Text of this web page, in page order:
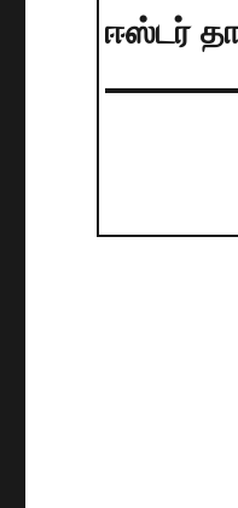
Next
ஈஸ்டர்